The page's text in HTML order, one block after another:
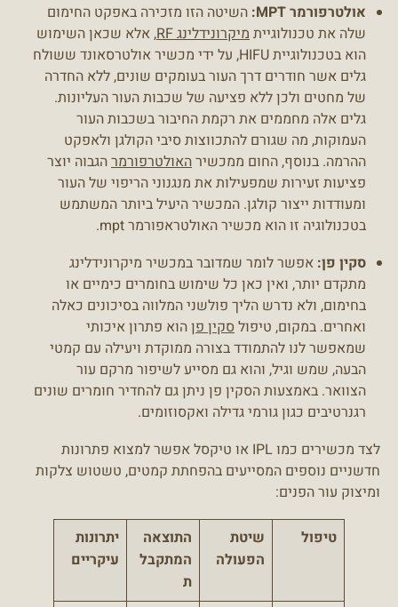
אולטרפורמר MPT:
השיטה הזו מזכירה באפקט החימום
שלה את טכנולוגיית מיקרונידלינג RF
, אלא שכאן השימוש
הוא בטכנולוגיית HIFU, על ידי מכשיר אולטרסאונד ששולח
גלים אשר חודרים דרך העור בעומקים שונים, ללא החדרה
של מחטים ולכן ללא פציעה של שכבות העור העליונות.
גלים אלה מחממים את רקמת החיבור בשכבות העור
העמוקות, מה שגורם להתכווצות סיבי הקולגן ולאפקט
ההרמה. בנוסף, החום ממכשירהאולטרפורמרהגבוה יוצר
פציעות זעירות שמפעילות את מנגנוני הריפוי של העור
ומעודדות ייצור קולגן. המכשיר היעיל ביותר המשתמש
בטכנולוגיה זו הוא מכשיר האולטראפורמר mpt.
סקין פן: אפשר לומר שמדובר במכשיר מיקרונידלינג
מתקדם יותר, ואין כאן כל שימוש בחומרים כימיים או
בחימום, ולא נדרש הליך פולשני המלווה בסיכונים כאלה
ואחרים. במקום, טיפול סקין פןהוא פתרון איכותי
שמאפשר לנו להתמודד בצורה ממוקדת ויעילה עם קמטי
הבעה, שמש וגיל, והוא גם מסייע לשיפור מרקם עור
הצוואר. באמצעות הסקין פן ניתן גם להחדיר חומרים שונים
רגנרטיבים כגון גורמי גדילה ואקסוזומים.
לצד מכשירים כמו IPL או טיקסל אפשר למצוא פתרונות
חדשניים נוספים המסייעים בהפחתת קמטים, טשטוש צלקות
ומיצוק עור הפנים:
טיפול
שיטת
הפעולה
התוצאה
המתקבל
ת
יתרונות
עיקריים